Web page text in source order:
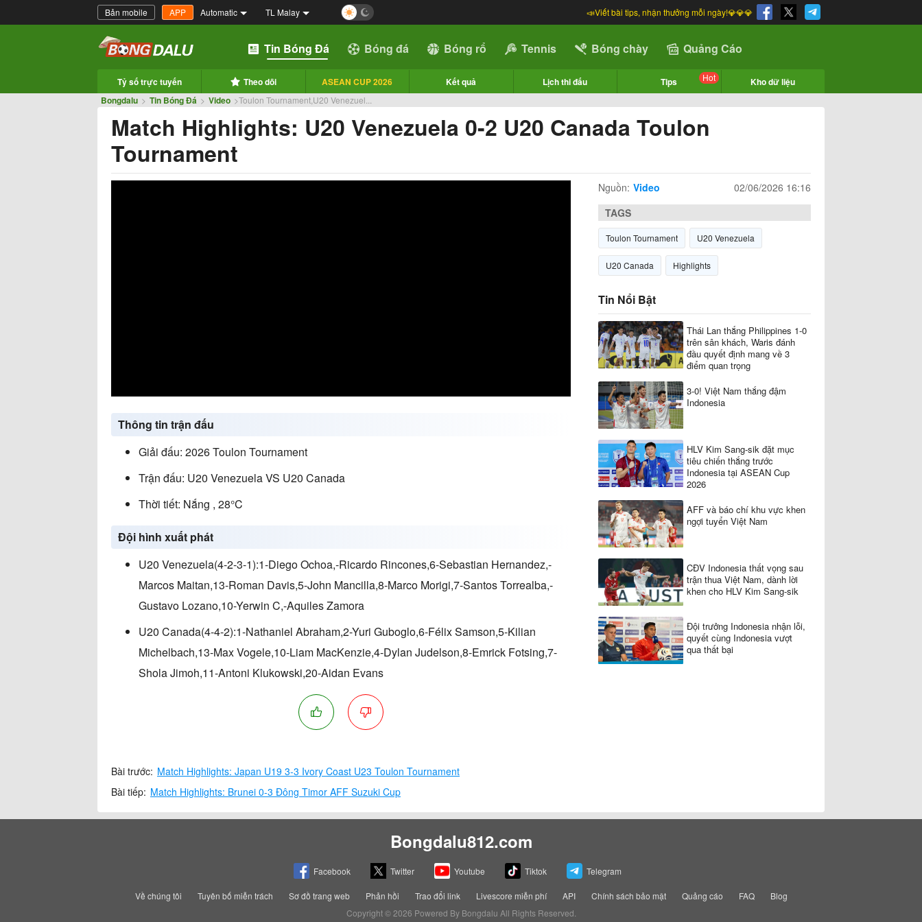
Bản mobile APP Automatic TL Malay 📣Viết bài tips, nhận thưởng mỗi ngày!💎💎💎
Tin Bóng Đá Bóng đá Bóng rổ Tennis Bóng chày Quảng Cáo
Tỷ số trực tuyến Theo dõi ASEAN CUP 2026 Kết quả Lịch thi đấu Tips Hot
Kho dữ liệu
Bongdalu > Tin Bóng Đá > Video >Toulon Tournament,U20 Venezuel...
Match Highlights: U20 Venezuela 0-2 U20 Canada Toulon
Tournament
Thông tin trận đấu
Giải đấu: 2026 Toulon Tournament
Trận đấu: U20 Venezuela VS U20 Canada
Thời tiết: Nắng , 28°C
Đội hình xuất phát
U20 Venezuela(4-2-3-1):1-Diego Ochoa,-Ricardo Rincones,6-Sebastian Hernandez,-
Marcos Maitan,13-Roman Davis,5-John Mancilla,8-Marco Morigi,7-Santos Torrealba,-
Gustavo Lozano,10-Yerwin C,-Aquiles Zamora
U20 Canada(4-4-2):1-Nathaniel Abraham,2-Yuri Guboglo,6-Félix Samson,5-Kilian
Michelbach,13-Max Vogele,10-Liam MacKenzie,4-Dylan Judelson,8-Emrick Fotsing,7-
Shola Jimoh,11-Antoni Klukowski,20-Aidan Evans
Bài trước: Match Highlights: Japan U19 3-3 Ivory Coast U23 Toulon Tournament
Bài tiếp: Match Highlights: Brunei 0-3 Đông Timor AFF Suzuki Cup
Nguồn: Video
02/06/2026 16:16
TAGS
Toulon Tournament U20 Venezuela
U20 Canada Highlights
Tin Nổi Bật
Thái Lan thắng Philippines 1-0
trên sân khách, Waris đánh
đầu quyết định mang về 3
điểm quan trọng
3-0! Việt Nam thắng đậm
Indonesia
HLV Kim Sang-sik đặt mục
tiêu chiến thắng trước
Indonesia tại ASEAN Cup
2026
AFF và báo chí khu vực khen
ngợi tuyển Việt Nam
CĐV Indonesia thất vọng sau
trận thua Việt Nam, dành lời
khen cho HLV Kim Sang-sik
Đội trưởng Indonesia nhận lỗi,
quyết cùng Indonesia vượt
qua thất bại
Bongdalu812.com
Facebook Twitter Youtube Tiktok Telegram
Về chúng tôi Tuyên bố miễn trách Sơ đồ trang web Phản hồi Trao đổi link Livescore miễn phí API Chính sách bảo mật Quảng cáo FAQ
Blog
Copyright © 2026 Powered By Bongdalu All Rights Reserved.